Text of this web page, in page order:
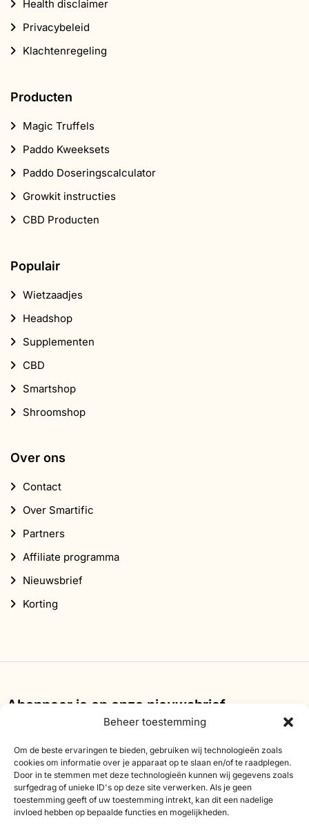
Beheer toestemming
Om de beste ervaringen te bieden, gebruiken wij technologieën zoals
cookies om informatie over je apparaat op te slaan en/of te raadplegen.
Door in te stemmen met deze technologieën kunnen wij gegevens zoals
surfgedrag of unieke ID's op deze site verwerken. Als je geen
toestemming geeft of uw toestemming intrekt, kan dit een nadelige
invloed hebben op bepaalde functies en mogelijkheden.
Health disclaimer
Privacybeleid
Klachtenregeling
Producten
Magic Truffels
Paddo Kweeksets
Paddo Doseringscalculator
Growkit instructies
CBD Producten
Populair
Wietzaadjes
Headshop
Supplementen
CBD
Smartshop
Shroomshop
Over ons
Contact
Over Smartific
Partners
Affiliate programma
Nieuwsbrief
Korting
Abonneer je op onze nieuwsbrief
Schrijf je in voor onze nieuwsbrief en ontvang 10%
korting op je eerste bestelling.
E-
mailadres